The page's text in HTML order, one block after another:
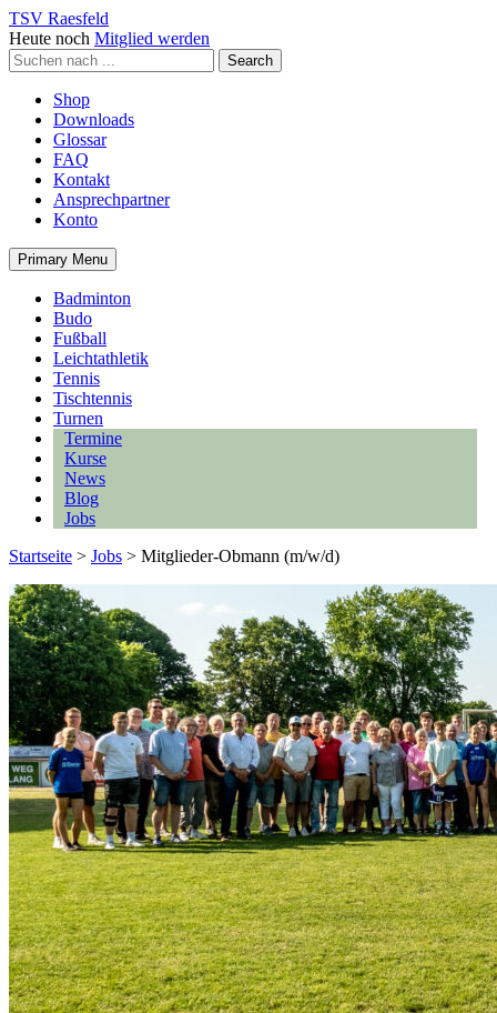
TSV Raesfeld
Heute noch Mitglied werden
Shop
Downloads
Glossar
FAQ
Kontakt
Ansprechpartner
Konto
Primary Menu
Badminton
Budo
Fußball
Leichtathletik
Tennis
Tischtennis
Turnen
Termine
Kurse
News
Blog
Jobs
Startseite > Jobs > Mitglieder-Obmann (m/w/d)